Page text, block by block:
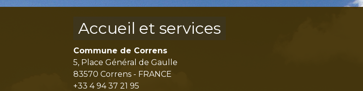
Accueil et services
Commune de Correns
5, Place Général de Gaulle
83570 Correns - FRANCE
+33 4 94 37 21 95